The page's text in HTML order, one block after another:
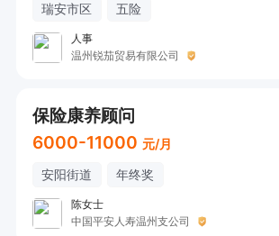
瑞安市区 五险
人事
温州锐茄贸易有限公司
保险康养顾问
6000-11000 元/月
安阳街道 年终奖
陈女士
中国平安人寿温州支公司